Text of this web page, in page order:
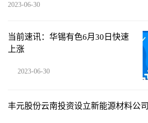
2023-06-30
当前速讯：华锡有色6月30日快速
上涨
2023-06-30
丰元股份云南投资设立新能源材料公司